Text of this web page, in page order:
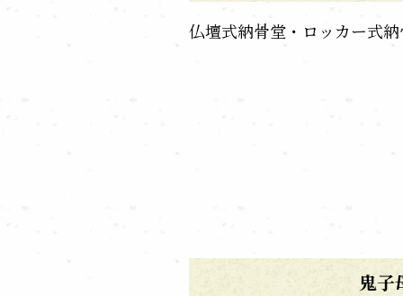
仏壇式納骨堂・ロッカー式
鬼子